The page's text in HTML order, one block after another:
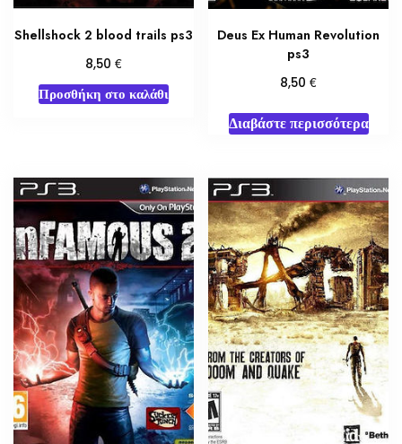
Shellshock 2 blood trails ps3
8,50 €
Προσθήκη στο καλάθι
Deus Ex Human Revolution
ps3
8,50€
Διαβάστε περισσότερα